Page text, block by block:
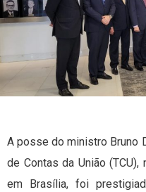
A posse do ministro Bruno
de Contas da União
em Brasília, foi